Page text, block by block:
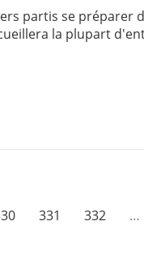
partis se préparer
la plupart
331 332
…